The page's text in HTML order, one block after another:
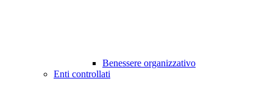
Benessere organizzativo
Enti controllati